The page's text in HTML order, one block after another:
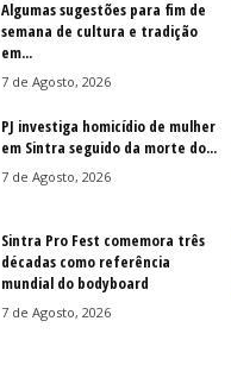
Algumas sugestões para fim de
semana de cultura e tradição
em...
7 de Agosto, 2026
PJ investiga homicídio de mulher
em Sintra seguido da morte do...
7 de Agosto, 2026
Sintra Pro Fest comemora três
décadas como referência
mundial do bodyboard
7 de Agosto, 2026